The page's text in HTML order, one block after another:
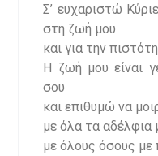
Σ’ ευχαριστώ
στη ζωή μου
και για την
Η ζωή μου είναι
σου
και επιθυμώ να
με όλα τα αδέλφια
με όλους όσους με